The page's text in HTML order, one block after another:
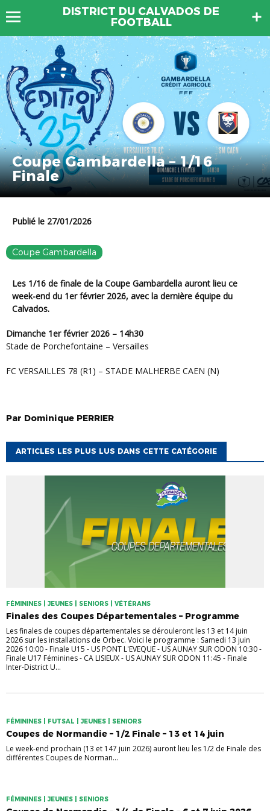
DISTRICT DU CALVADOS DE
FOOTBALL
Coupe Gambardella – 1/16
Finale
Publié le 27/01/2026
Coupe Gambardella
Les 1/16 de finale de la Coupe Gambardella auront lieu ce
week-end du 1er février 2026, avec la dernière équipe du
Calvados.
Dimanche 1er février 2026 – 14h30
Stade de Porchefontaine – Versailles
FC VERSAILLES 78 (R1) – STADE MALHERBE CAEN (N)
Par Dominique PERRIER
ARTICLES LES PLUS LUS DANS CETTE CATÉGORIE
FÉMININES | JEUNES | SENIORS | VÉTÉRANS
Finales des Coupes Départementales – Programme
Les finales de coupes départementales se dérouleront les 13 et 14 juin
2026 sur les installations de Orbec. Voici le programme : Samedi 13 juin
2026 10:00 - Finale U15 - US PONT L'EVEQUE - US AUNAY SUR ODON 10:30 -
Finale U17 Féminines - CA LISIEUX - US AUNAY SUR ODON 11:45 - Finale
Inter-District U...
FÉMININES | FUTSAL | JEUNES | SENIORS
Coupes de Normandie – 1/2 Finale – 13 et 14 juin
Le week-end prochain (13 et 147 juin 2026) auront lieu les 1/2 de Finale des
différentes Coupes de Norman...
FÉMININES | JEUNES | SENIORS